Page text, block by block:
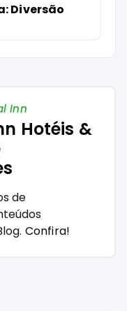
Diversão
Inn
Hotéis &
de
Confira!